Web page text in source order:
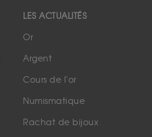
LES ACTUALITÉS
Or
Argent
Cours de l'or
Numismatique
Rachat de bijoux